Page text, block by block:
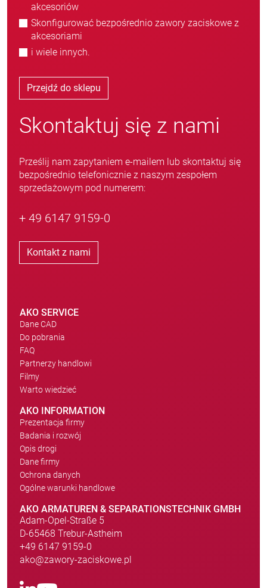
akcesoriów
Skonfigurować bezpośrednio zawory zaciskowe z
akcesoriami
i wiele innych.
Przejdź do sklepu
Skontaktuj się z nami
Prześlij nam zapytaniem e-mailem lub skontaktuj się
bezpośrednio telefonicznie z naszym zespołem
sprzedażowym pod numerem:
+ 49 6147 9159-0
Kontakt z nami
AKO SERVICE
Dane CAD
Do pobrania
FAQ
Partnerzy handlowi
Filmy
Warto wiedzieć
AKO INFORMATION
Prezentacja firmy
Badania i rozwój
Opis drogi
Dane firmy
Ochrona danych
Ogólne warunki handlowe
AKO ARMATUREN & SEPARATIONSTECHNIK GMBH
Adam-Opel-Straße 5
D-65468 Trebur-Astheim
+49 6147 9159-0
ako@zawory-zaciskowe.pl